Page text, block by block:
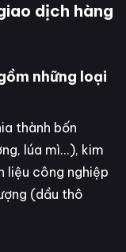
dịch hàng
những loại
thành bốn
lúa mì...), kim
liệu công nghiệp
(dầu thô